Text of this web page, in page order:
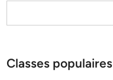
Classes populaires